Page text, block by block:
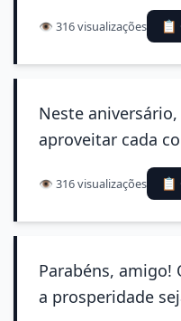
👁️ 316 visualizações 📋
Neste
aproveitar cada
👁️ 316 visualizações 📋
Parabéns, amigo!
a prosperidade